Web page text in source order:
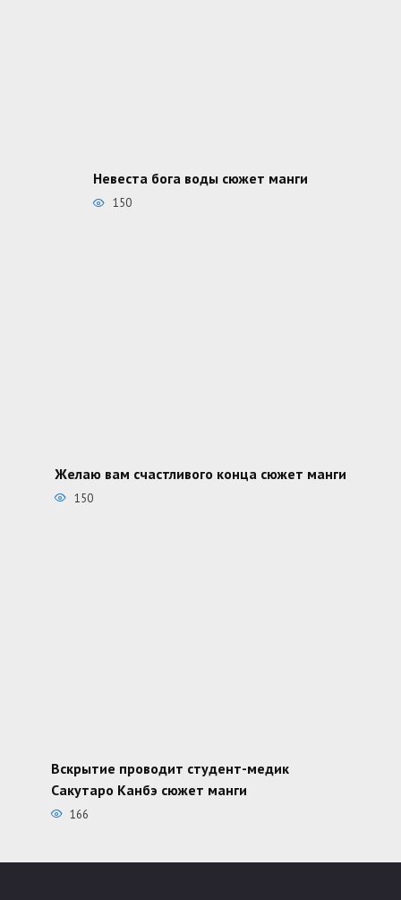
Невеста бога воды сюжет манги
150
Желаю вам счастливого конца сюжет манги
150
Вскрытие проводит студент-медик
Сакутаро Канбэ сюжет манги
166